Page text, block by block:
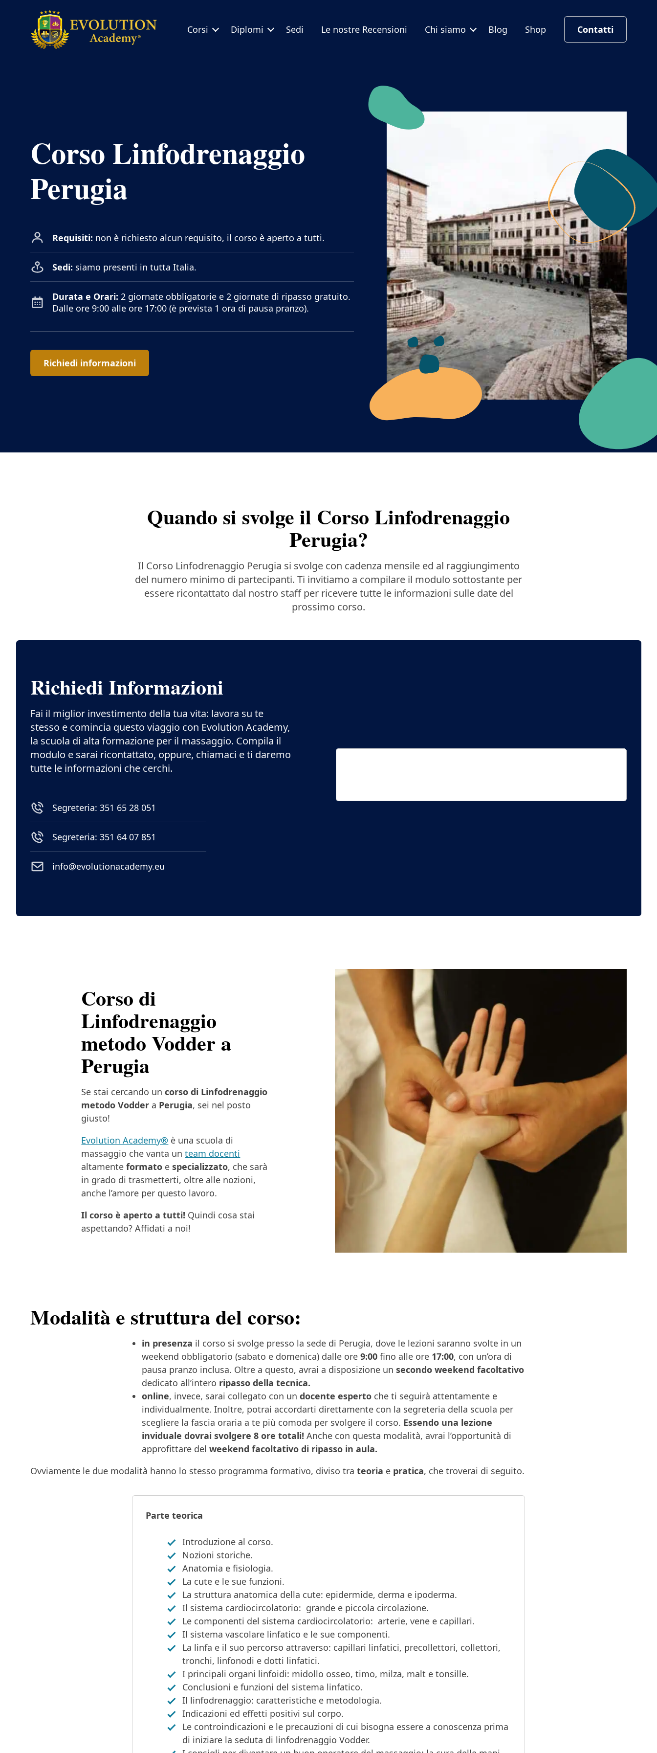
Corsi Diplomi Sedi Le nostre Recensioni Chi siamo Blog Shop Contatti
Corso Linfodrenaggio
Perugia
Requisiti: non è richiesto alcun requisito, il corso è aperto a tutti.
Sedi: siamo presenti in tutta Italia.
Durata e Orari: 2 giornate obbligatorie e 2 giornate di ripasso gratuito.
Dalle ore 9:00 alle ore 17:00 (è prevista 1 ora di pausa pranzo).
Richiedi informazioni
Quando si svolge il Corso Linfodrenaggio
Perugia?
Il Corso Linfodrenaggio Perugia si svolge con cadenza mensile ed al raggiungimento
del numero minimo di partecipanti. Ti invitiamo a compilare il modulo sottostante per
essere ricontattato dal nostro staff per ricevere tutte le informazioni sulle date del
prossimo corso.
Richiedi Informazioni
Fai il miglior investimento della tua vita: lavora su te
stesso e comincia questo viaggio con Evolution Academy,
la scuola di alta formazione per il massaggio. Compila il
modulo e sarai ricontattato, oppure, chiamaci e ti daremo
tutte le informazioni che cerchi.
Segreteria: 351 65 28 051
Segreteria: 351 64 07 851
info@evolutionacademy.eu
Corso di
Linfodrenaggio
metodo Vodder a
Perugia
Se stai cercando uncorso di Linfodrenaggio
metodo Vodder a Perugia, sei nel posto
giusto!
Evolution Academy® è una scuola di
massaggio che vanta unteam docenti
altamenteformato especializzato, che sarà
in grado di trasmetterti, oltre alle nozioni,
anche l’amore per questo lavoro.
Il corso è aperto a tutti! Quindi cosa stai
aspettando? Affidati a noi!
Modalità e struttura del corso:
in presenza il corso si svolge presso la sede di Perugia, dove le lezioni saranno svolte in un
weekend obbligatorio (sabato e domenica) dalle ore9:00 fino alle ore 17:00, con un’ora di
pausa pranzo inclusa. Oltre a questo, avrai a disposizione unsecondo weekend facoltativo
dedicato all’intero ripasso della tecnica.
online, invece, sarai collegato con undocente esperto che ti seguirà attentamente e
individualmente. Inoltre, potrai accordarti direttamente con la segreteria della scuola per
scegliere la fascia oraria a te più comoda per svolgere il corso. Essendo una lezione
inviduale dovrai svolgere 8 ore totali!Anche con questa modalità, avrai l’opportunità di
approfittare delweekend facoltativo di ripasso in aula.
Ovviamente le due modalità hanno lo stesso programma formativo, diviso tra teoria e pratica, che troverai di seguito.
Parte teorica
Introduzione al corso.
Nozioni storiche.
Anatomia e fisiologia.
La cute e le sue funzioni.
La struttura anatomica della cute: epidermide, derma e ipoderma.
Il sistema cardiocircolatorio: grande e piccola circolazione.
Le componenti del sistema cardiocircolatorio: arterie, vene e capillari.
Il sistema vascolare linfatico e le sue componenti.
La linfa e il suo percorso attraverso: capillari linfatici, precollettori, collettori,
tronchi, linfonodi e dotti linfatici.
I principali organi linfoidi: midollo osseo, timo, milza, malt e tonsille.
Conclusioni e funzioni del sistema linfatico.
Il linfodrenaggio: caratteristiche e metodologia.
Indicazioni ed effetti positivi sul corpo.
Le controindicazioni e le precauzioni di cui bisogna essere a conoscenza prima
di iniziare la seduta di linfodrenaggio Vodder.